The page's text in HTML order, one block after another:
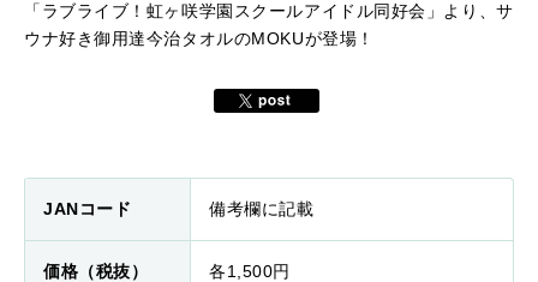
「ラブライブ！虹ヶ咲学園スクールアイドル同好会」より、サ
ウナ好き御用達今治タオルのMOKUが登場！
JANコード 備考欄に記載
価格（税抜） 各1,500円